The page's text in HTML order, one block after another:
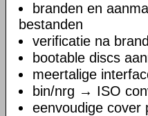
branden en
bestanden
verificatie na
bootable discs
meertalige
bin/nrg → ISO
eenvoudige cover